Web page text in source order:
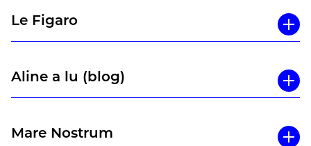
Le Figaro
Aline a lu (blog)
Mare Nostrum